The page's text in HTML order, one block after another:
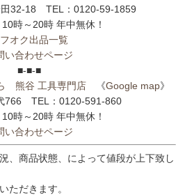
田32-18 TEL：0120-59-1859
時～20時 年中無休！
オク出品一覧
い合わせページ
■-■-■
熊谷 工具専門店 《Google map》
766 TEL：0120-591-860
時～20時 年中無休！
い合わせページ
、商品状態、によって値段が上下致し
ただきます。